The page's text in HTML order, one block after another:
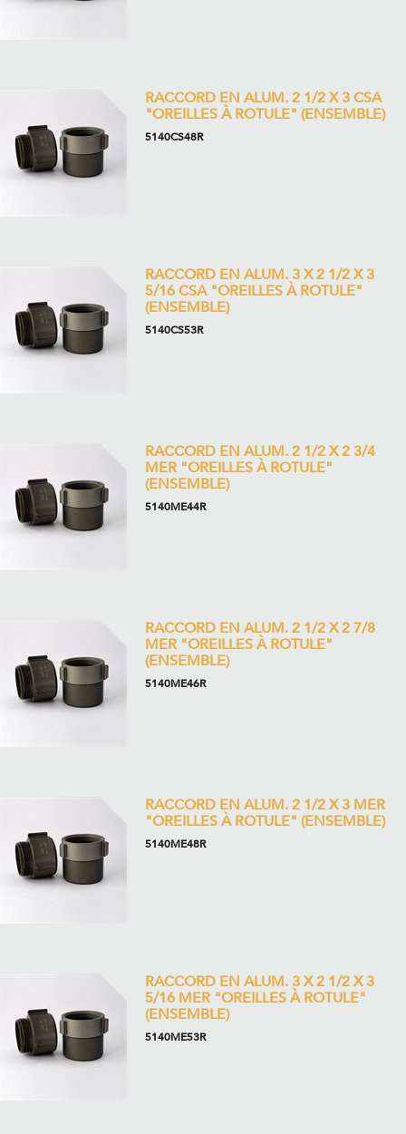
RACCORD EN ALUM. 2 1/2 X 3 CSA
"OREILLES À ROTULE" (ENSEMBLE)
5140CS48R
RACCORD EN ALUM. 3 X 2 1/2 X 3
5/16 CSA "OREILLES À ROTULE"
(ENSEMBLE)
5140CS53R
RACCORD EN ALUM. 2 1/2 X 2 3/4
MER "OREILLES À ROTULE"
(ENSEMBLE)
5140ME44R
RACCORD EN ALUM. 2 1/2 X 2 7/8
MER "OREILLES À ROTULE"
(ENSEMBLE)
5140ME46R
RACCORD EN ALUM. 2 1/2 X 3 MER
"OREILLES À ROTULE" (ENSEMBLE)
5140ME48R
RACCORD EN ALUM. 3 X 2 1/2 X 3
5/16 MER "OREILLES À ROTULE"
(ENSEMBLE)
5140ME53R